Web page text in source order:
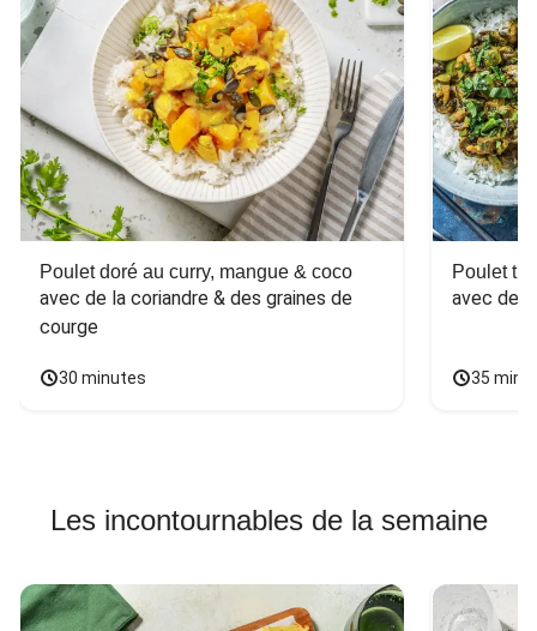
Poulet doré au curry, mangue & coco
avec de la coriandre & des graines de
courge
30 minutes
Poulet
avec des
35
Les incontournables de la semaine